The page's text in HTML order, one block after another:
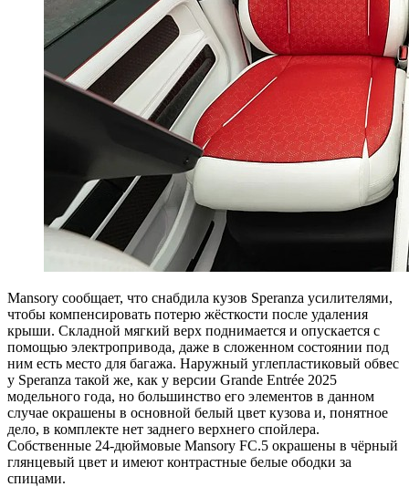
Mansory сообщает, что снабдила кузов Speranza усилителями,
чтобы компенсировать потерю жёсткости после удаления
крыши. Складной мягкий верх поднимается и опускается с
помощью электропривода, даже в сложенном состоянии под
ним есть место для багажа. Наружный углепластиковый обвес
у Speranza такой же, как у версии Grande Entrée 2025
модельного года, но большинство его элементов в данном
случае окрашены в основной белый цвет кузова и, понятное
дело, в комплекте нет заднего верхнего спойлера.
Собственные 24-дюймовые Mansory FC.5 окрашены в чёрный
глянцевый цвет и имеют контрастные белые ободки за
спицами.